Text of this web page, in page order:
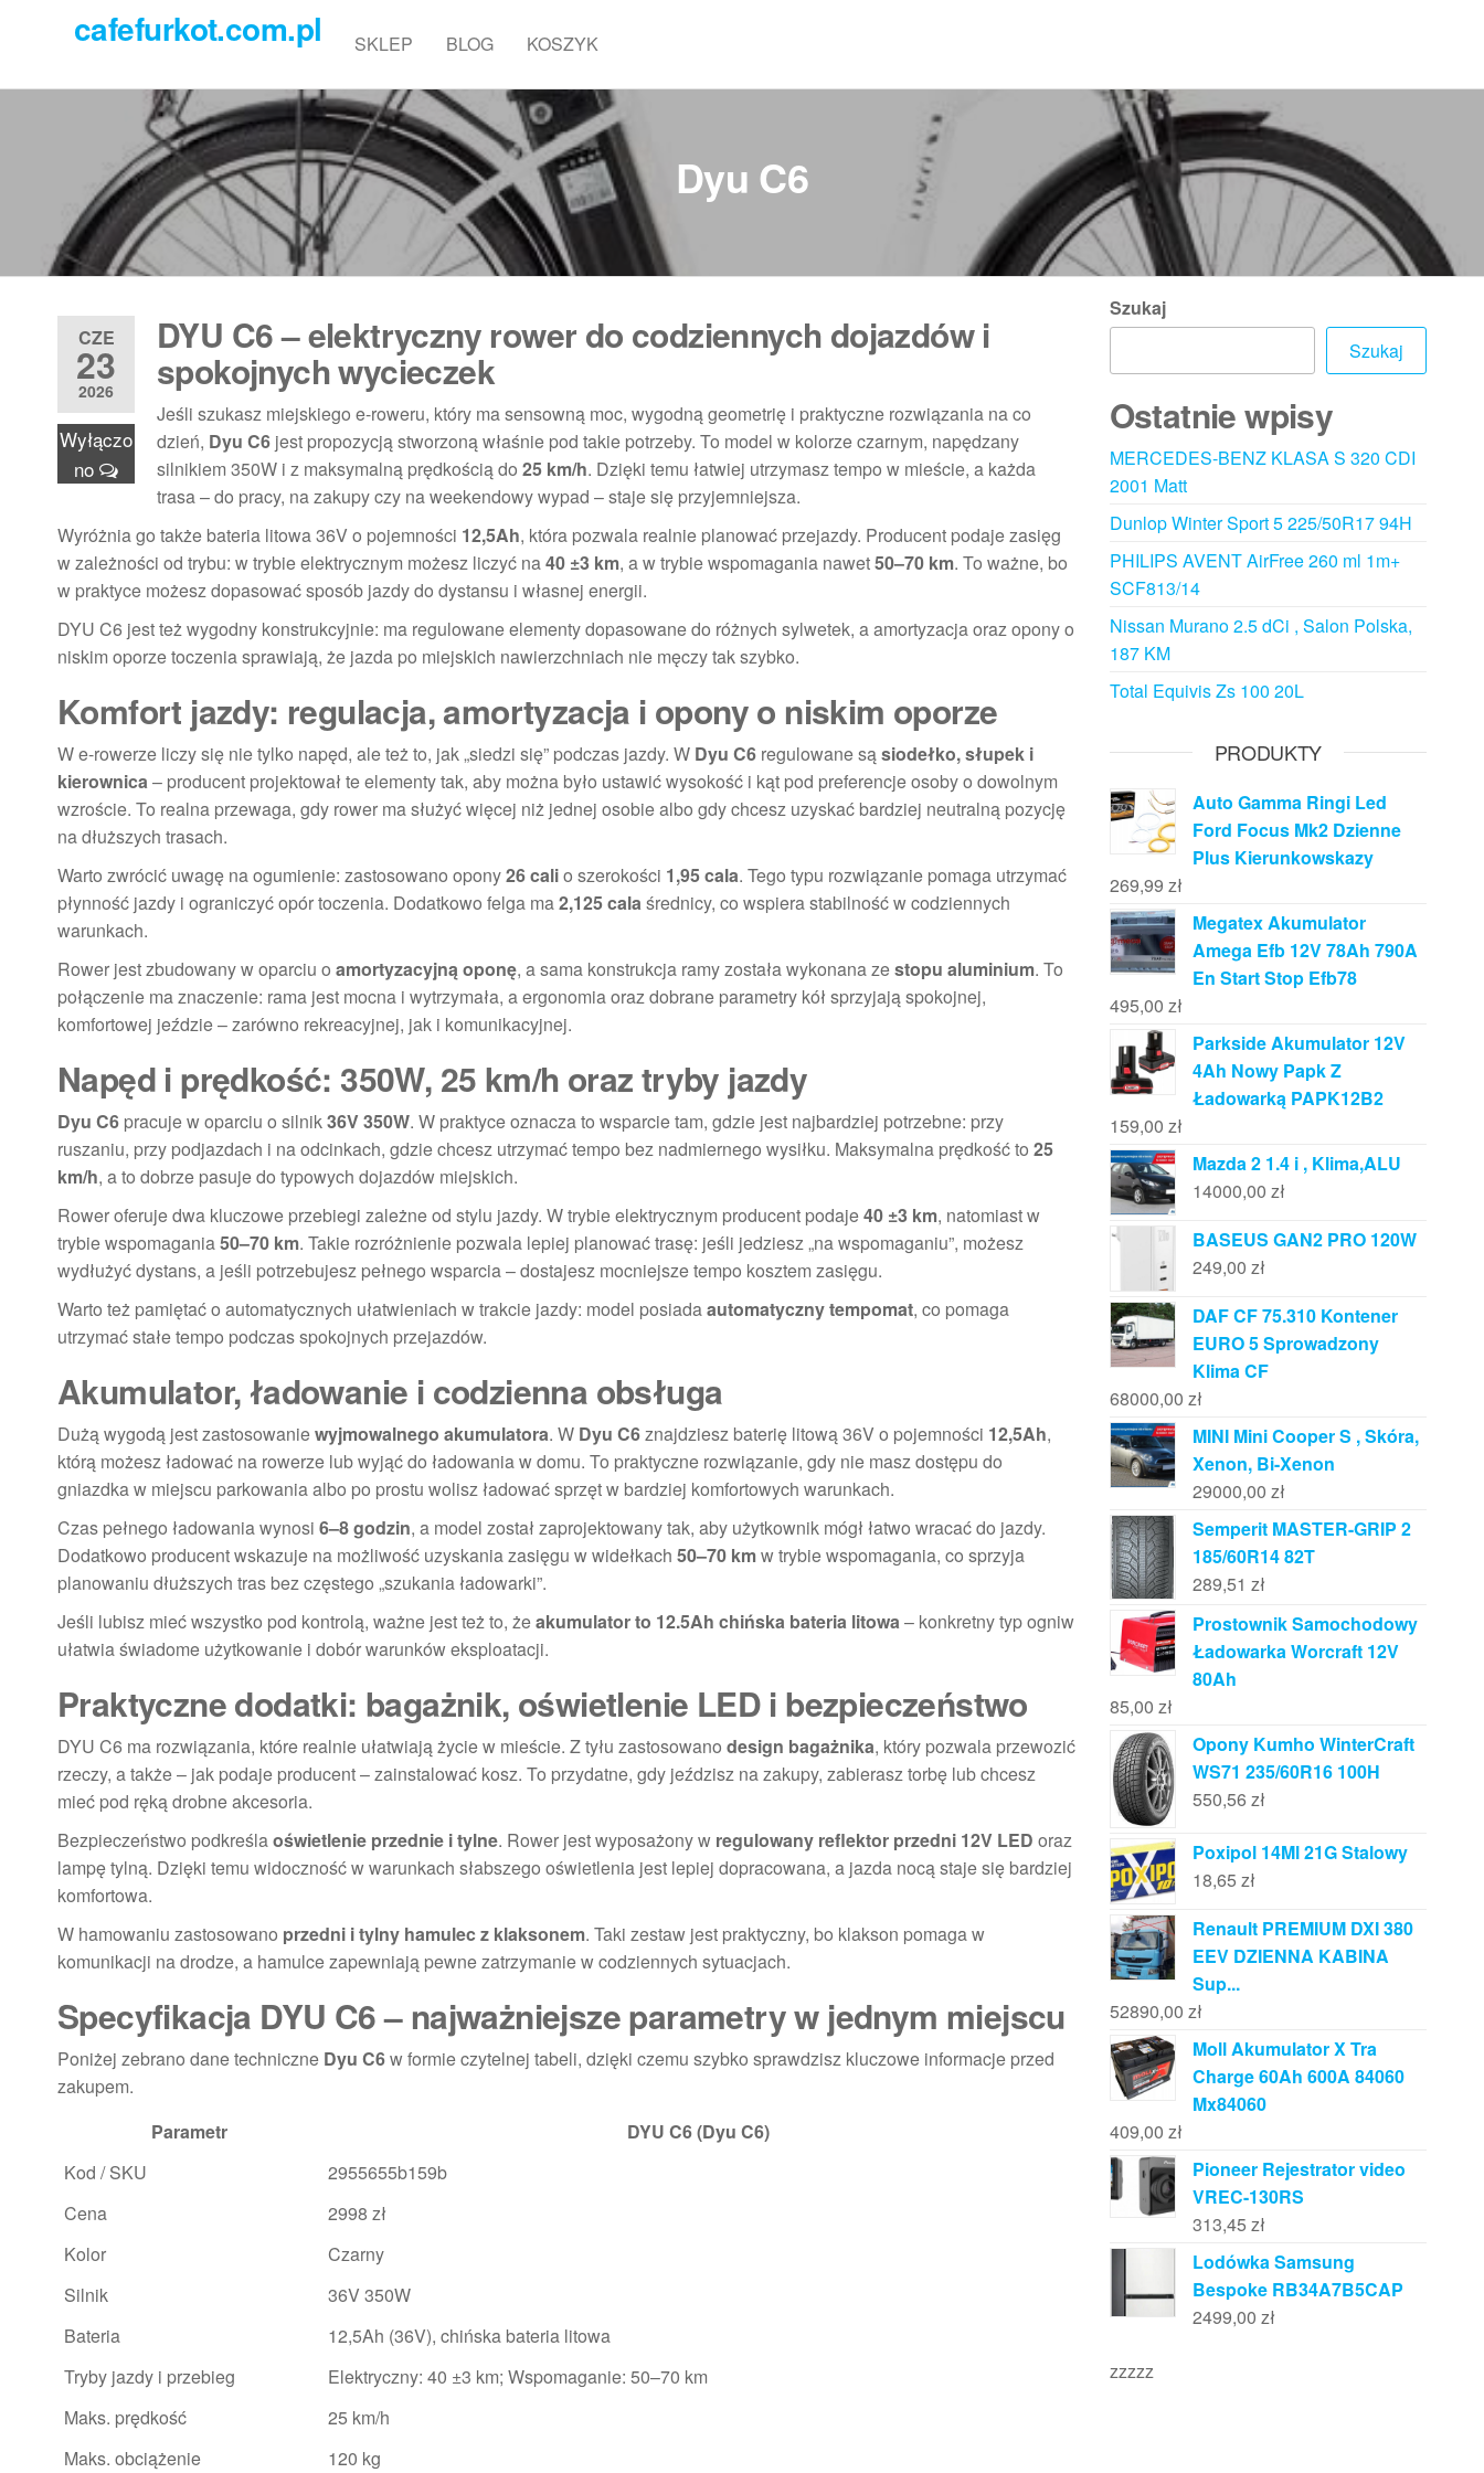
cafefurkot.com.pl SKLEP BLOG KOSZYK
Dyu C6
CZE
23
2026
Wyłączo
no
DYU C6 – elektryczny rower do codziennych dojazdów i
spokojnych wycieczek
Jeśli szukasz miejskiego e-roweru, który ma sensowną moc, wygodną geometrię i praktyczne rozwiązania na co
dzień, Dyu C6 jest propozycją stworzoną właśnie pod takie potrzeby. To model w kolorze czarnym, napędzany
silnikiem 350W i z maksymalną prędkością do 25 km/h. Dzięki temu łatwiej utrzymasz tempo w mieście, a każda
trasa – do pracy, na zakupy czy na weekendowy wypad – staje się przyjemniejsza.
Wyróżnia go także bateria litowa 36V o pojemności 12,5Ah, która pozwala realnie planować przejazdy. Producent podaje zasięg
w zależności od trybu: w trybie elektrycznym możesz liczyć na40 ±3 km, a w trybie wspomagania nawet50–70 km. To ważne, bo
w praktyce możesz dopasować sposób jazdy do dystansu i własnej energii.
DYU C6 jest też wygodny konstrukcyjnie: ma regulowane elementy dopasowane do różnych sylwetek, a amortyzacja oraz opony o
niskim oporze toczenia sprawiają, że jazda po miejskich nawierzchniach nie męczy tak szybko.
Komfort jazdy: regulacja, amortyzacja i opony o niskim oporze
W e-rowerze liczy się nie tylko napęd, ale też to, jak „siedzi się” podczas jazdy. W Dyu C6 regulowane sąsiodełko, słupek i
kierownica– producent projektował te elementy tak, aby można było ustawić wysokość i kąt pod preferencje osoby o dowolnym
wzroście. To realna przewaga, gdy rower ma służyć więcej niż jednej osobie albo gdy chcesz uzyskać bardziej neutralną pozycję
na dłuższych trasach.
Warto zwrócić uwagę na ogumienie: zastosowano opony26 calio szerokości 1,95 cala. Tego typu rozwiązanie pomaga utrzymać
płynność jazdy i ograniczyć opór toczenia. Dodatkowo felga ma2,125 calaśrednicy, co wspiera stabilność w codziennych
warunkach.
Rower jest zbudowany w oparciu o amortyzacyjną oponę, a sama konstrukcja ramy została wykonana zestopu aluminium. To
połączenie ma znaczenie: rama jest mocna i wytrzymała, a ergonomia oraz dobrane parametry kół sprzyjają spokojnej,
komfortowej jeździe – zarówno rekreacyjnej, jak i komunikacyjnej.
Napęd i prędkość: 350W, 25 km/h oraz tryby jazdy
Dyu C6 pracuje w oparciu o silnik36V 350W. W praktyce oznacza to wsparcie tam, gdzie jest najbardziej potrzebne: przy
ruszaniu, przy podjazdach i na odcinkach, gdzie chcesz utrzymać tempo bez nadmiernego wysiłku. Maksymalna prędkość to 25
km/h, a to dobrze pasuje do typowych dojazdów miejskich.
Rower oferuje dwa kluczowe przebiegi zależne od stylu jazdy. W trybie elektrycznym producent podaje40 ±3 km, natomiast w
trybie wspomagania50–70 km. Takie rozróżnienie pozwala lepiej planować trasę: jeśli jedziesz „na wspomaganiu”, możesz
wydłużyć dystans, a jeśli potrzebujesz pełnego wsparcia – dostajesz mocniejsze tempo kosztem zasięgu.
Warto też pamiętać o automatycznych ułatwieniach w trakcie jazdy: model posiadaautomatyczny tempomat, co pomaga
utrzymać stałe tempo podczas spokojnych przejazdów.
Akumulator, ładowanie i codzienna obsługa
Dużą wygodą jest zastosowaniewyjmowalnego akumulatora. W Dyu C6znajdziesz baterię litową 36V o pojemności 12,5Ah,
którą możesz ładować na rowerze lub wyjąć do ładowania w domu. To praktyczne rozwiązanie, gdy nie masz dostępu do
gniazdka w miejscu parkowania albo po prostu wolisz ładować sprzęt w bardziej komfortowych warunkach.
Czas pełnego ładowania wynosi 6–8 godzin, a model został zaprojektowany tak, aby użytkownik mógł łatwo wracać do jazdy.
Dodatkowo producent wskazuje na możliwość uzyskania zasięgu w widełkach 50–70 kmw trybie wspomagania, co sprzyja
planowaniu dłuższych tras bez częstego „szukania ładowarki”.
Jeśli lubisz mieć wszystko pod kontrolą, ważne jest też to, żeakumulator to 12.5Ah chińska bateria litowa– konkretny typ ogniw
ułatwia świadome użytkowanie i dobór warunków eksploatacji.
Praktyczne dodatki: bagażnik, oświetlenie LED i bezpieczeństwo
DYU C6 ma rozwiązania, które realnie ułatwiają życie w mieście. Z tyłu zastosowano design bagażnika, który pozwala przewozić
rzeczy, a także – jak podaje producent – zainstalować kosz. To przydatne, gdy jeździsz na zakupy, zabierasz torbę lub chcesz
mieć pod ręką drobne akcesoria.
Bezpieczeństwo podkreślaoświetlenie przednie i tylne. Rower jest wyposażony w regulowany reflektor przedni 12V LED oraz
lampę tylną. Dzięki temu widoczność w warunkach słabszego oświetlenia jest lepiej dopracowana, a jazda nocą staje się bardziej
komfortowa.
W hamowaniu zastosowano przedni i tylny hamulec z klaksonem. Taki zestaw jest praktyczny, bo klakson pomaga w
komunikacji na drodze, a hamulce zapewniają pewne zatrzymanie w codziennych sytuacjach.
Specyfikacja DYU C6 – najważniejsze parametry w jednym miejscu
Poniżej zebrano dane techniczne Dyu C6w formie czytelnej tabeli, dzięki czemu szybko sprawdzisz kluczowe informacje przed
zakupem.
Parametr
DYU C6 (Dyu C6)
Kod / SKU
2955655b159b
Cena
2998 zł
Kolor
Czarny
Silnik
36V 350W
Bateria
12,5Ah (36V), chińska bateria litowa
Tryby jazdy i przebieg
Elektryczny: 40 ±3 km; Wspomaganie: 50–70 km
Maks. prędkość
25 km/h
Maks. obciążenie
120 kg
Szukaj
Szukaj
Ostatnie wpisy
MERCEDES-BENZ KLASA S 320 CDI
2001 Matt
Dunlop Winter Sport 5 225/50R17 94H
PHILIPS AVENT AirFree 260 ml 1m+
SCF813/14
Nissan Murano 2.5 dCi , Salon Polska,
187 KM
Total Equivis Zs 100 20L
PRODUKTY
Auto Gamma Ringi Led
Ford Focus Mk2 Dzienne
Plus Kierunkowskazy
269,99 zł
Megatex Akumulator
Amega Efb 12V 78Ah 790A
En Start Stop Efb78
495,00 zł
Parkside Akumulator 12V
4Ah Nowy Papk Z
Ładowarką PAPK12B2
159,00 zł
Mazda 2 1.4 i , Klima,ALU
14000,00 zł
BASEUS GAN2 PRO 120W
249,00 zł
DAF CF 75.310 Kontener
EURO 5 Sprowadzony
Klima CF
68000,00 zł
MINI Mini Cooper S , Skóra,
Xenon, Bi-Xenon
29000,00 zł
Semperit MASTER-GRIP 2
185/60R14 82T
289,51 zł
Prostownik Samochodowy
Ładowarka Worcraft 12V
80Ah
85,00 zł
Opony Kumho WinterCraft
WS71 235/60R16 100H
550,56 zł
Poxipol 14Ml 21G Stalowy
18,65 zł
Renault PREMIUM DXI 380
EEV DZIENNA KABINA
Sup...
52890,00 zł
Moll Akumulator X Tra
Charge 60Ah 600A 84060
Mx84060
409,00 zł
Pioneer Rejestrator video
VREC-130RS
313,45 zł
Lodówka Samsung
Bespoke RB34A7B5CAP
2499,00 zł
zzzzz